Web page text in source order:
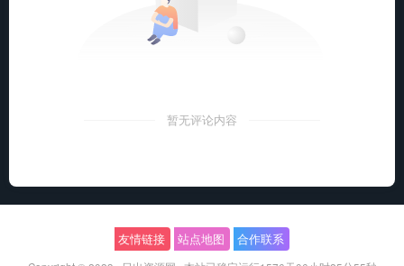
暂无评论内容
友情链接 站点地图 合作联系